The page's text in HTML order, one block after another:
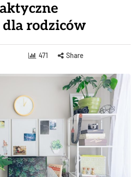
rodziców
471 Share